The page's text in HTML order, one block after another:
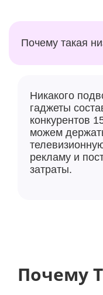
Почему такая
Никакого
гаджеты
конкурентов
можем
рекламу и
затраты.
Почему